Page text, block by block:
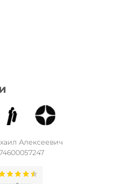
Алексеевич